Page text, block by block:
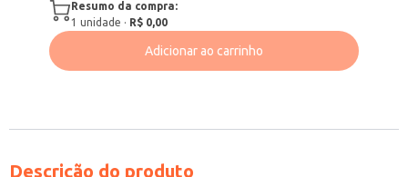
Resumo da compra:
1 unidade · R$ 0,00
Adicionar ao carrinho
Descrição do produto